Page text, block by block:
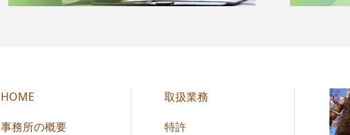
HOME
事務所の概要
取扱業務
特許